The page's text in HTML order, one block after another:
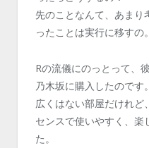
先のことなんて、あまり
ったことは実行に移すの
Rの流儀にのっとって、
乃木坂に購入したのです。
広くはない部屋だけれ
センスで使いやすく、楽
た。